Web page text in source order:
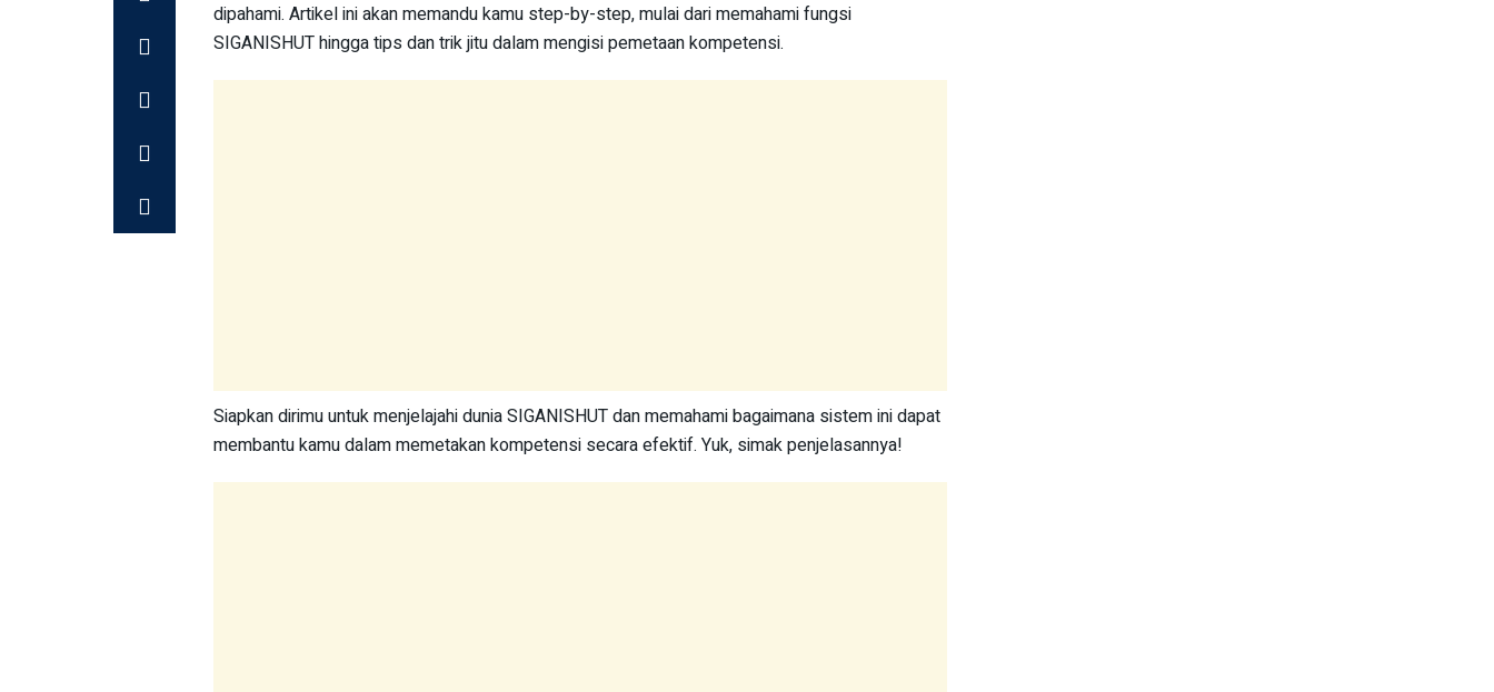
dipahami. Artikel ini akan memandu kamu step-by-step, mulai dari memahami fungsi
SIGANISHUT hingga tips dan trik jitu dalam mengisi pemetaan kompetensi.
Siapkan dirimu untuk menjelajahi dunia SIGANISHUT dan memahami bagaimana sistem ini dapat
membantu kamu dalam memetakan kompetensi secara efektif. Yuk, simak penjelasannya!